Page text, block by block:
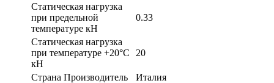
Статическая нагрузка
при предельной
температуре кН
0.33
Статическая нагрузка
при температуре +20°С
кН
20
Страна Производитель
Италия